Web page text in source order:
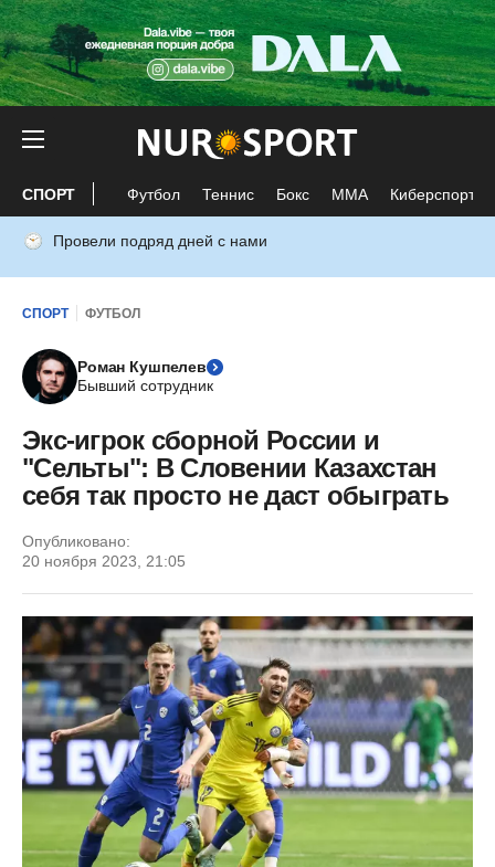
СПОРТ Футбол Теннис Бокс ММА Киберспорт
Провели подряд дней с нами
СПОРТ ФУТБОЛ
Роман Кушпелев
Бывший сотрудник
Экс-игрок сборной России и
"Сельты": В Словении Казахстан
себя так просто не даст обыграть
Опубликовано:
20 ноября 2023, 21:05